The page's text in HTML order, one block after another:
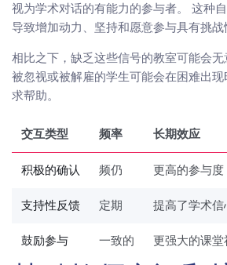
视为学术对话的有能力的参与者。 这种
导致增加动力、坚持和愿意参与具有挑战
相比之下，缺乏这些信号的教室可能会无
被忽视或被解雇的学生可能会在困难出
求帮助。
交互类型 频率 长期效应
积极的确认 频仍 更高的参与度
支持性反馈 定期 提高了学术信
鼓励参与 一致的 更强大的课堂